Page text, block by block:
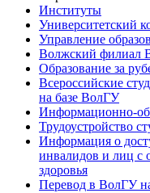
Институты
Университетский
Управление
Волжский филиал
Образование за
Всероссийские
на базе ВолГУ
Информационно-
Трудоустройство
Информация о
инвалидов и лиц с
здоровья
Перевод в ВолГУ